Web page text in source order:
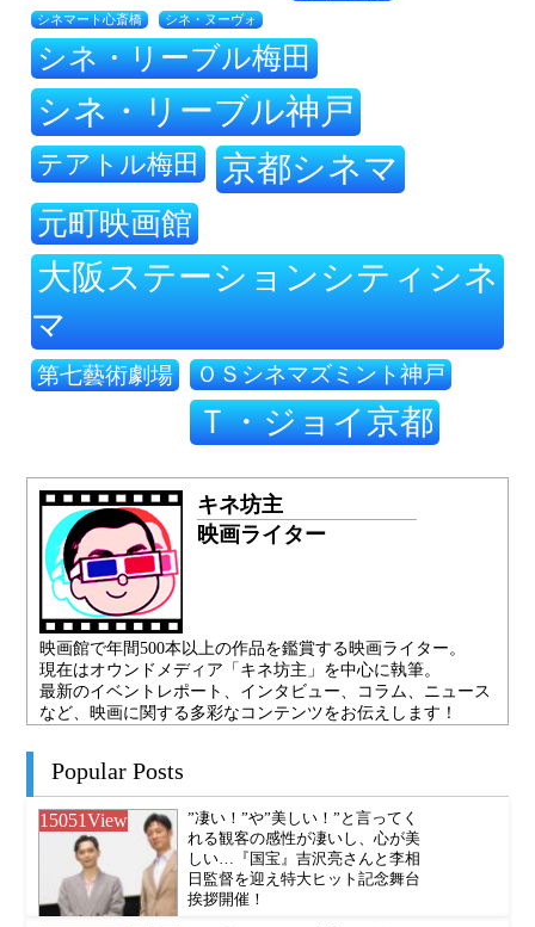
シネマート心斎橋 シネ・ヌーヴォ
シネ・リーブル梅田
シネ・リーブル神戸
テアトル梅田 京都シネマ
元町映画館
大阪ステーションシティシネ
マ
第七藝術劇場 ＯＳシネマズミント神戸
Ｔ・ジョイ京都
キネ坊主
映画ライター
映画館で年間500本以上の作品を鑑賞する映画ライター。
現在はオウンドメディア「キネ坊主」を中心に執筆。
最新のイベントレポート、インタビュー、コラム、ニュース
など、映画に関する多彩なコンテンツをお伝えします！
Popular Posts
15051View
”凄い！”や”美しい！”と言ってく
れる観客の感性が凄いし、心が美
しい…『国宝』吉沢亮さんと李相
日監督を迎え特大ヒット記念舞台
挨拶開催！